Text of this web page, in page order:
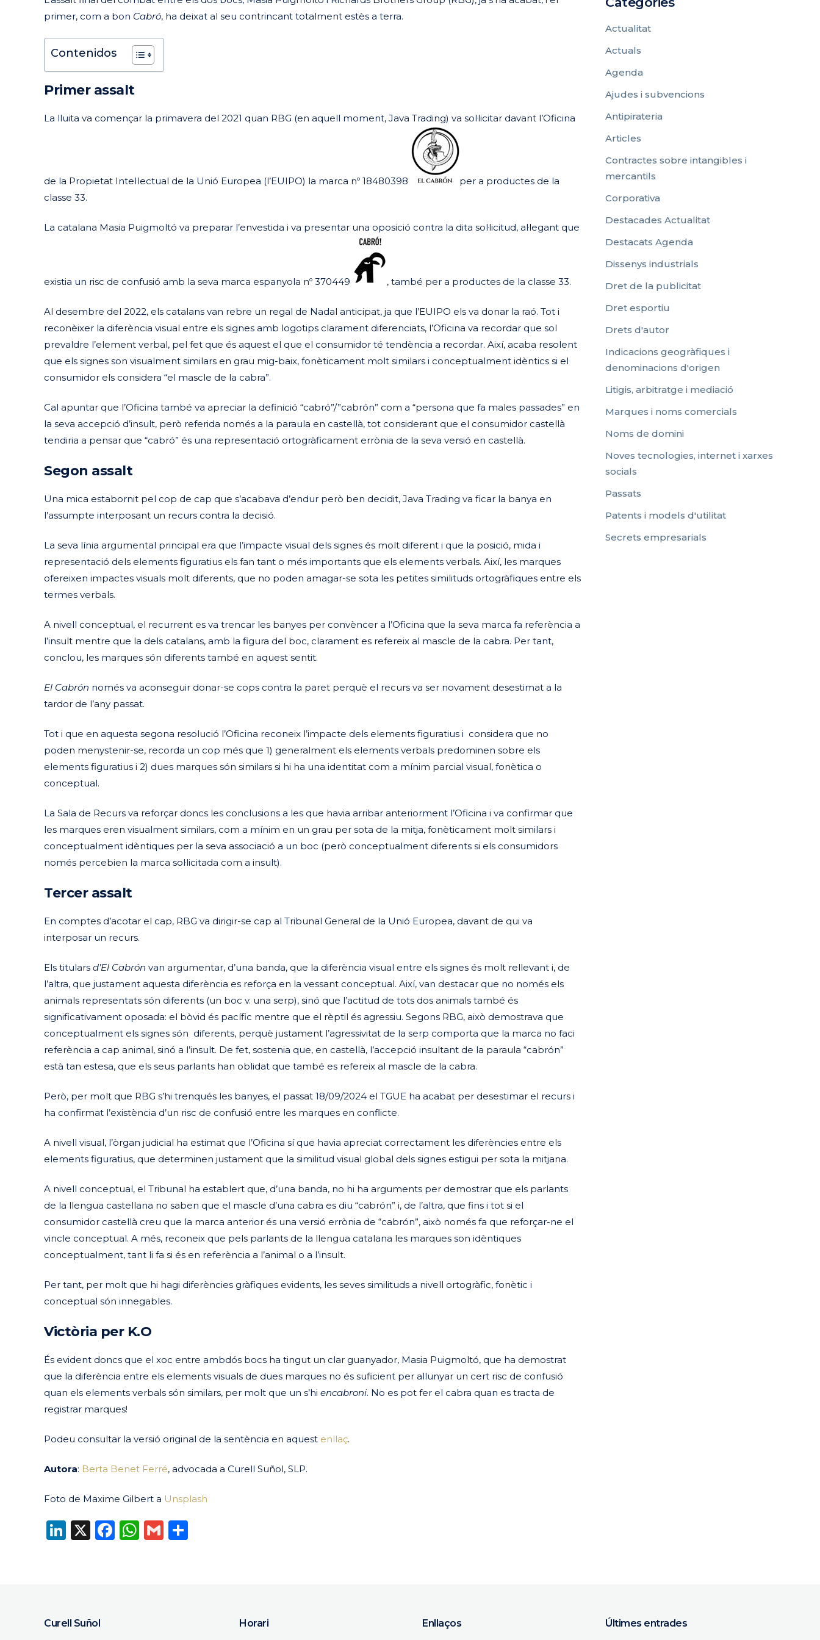
primer, com a bon Cabró, ha deixat al seu contrincant totalment estès a terra.
Contenidos
Primer assalt
La lluita va començar la primavera del 2021 quan RBG (en aquell moment, Java Trading) va sol·licitar davant l’Oficina
de la Propietat Intel·lectual de la Unió Europea (l’EUIPO) la marca nº 18480398
per a productes de la
classe 33.
La catalana Masia Puigmoltó va preparar l’envestida i va presentar una oposició contra la dita sol·licitud, al·legant que
existia un risc de confusió amb la seva marca espanyola nº 370449 , també per a productes de la classe 33.
Al desembre del 2022, els catalans van rebre un regal de Nadal anticipat, ja que l’EUIPO els va donar la raó. Tot i
reconèixer la diferència visual entre els signes amb logotips clarament diferenciats, l’Oficina va recordar que sol
prevaldre l’element verbal, pel fet que és aquest el que el consumidor té tendència a recordar. Així, acaba resolent
que els signes son visualment similars en grau mig-baix, fonèticament molt similars i conceptualment idèntics si el
consumidor els considera “el mascle de la cabra”.
Cal apuntar que l’Oficina també va apreciar la definició “cabró”/”cabrón” com a “persona que fa males passades” en
la seva accepció d’insult, però referida només a la paraula en castellà, tot considerant que el consumidor castellà
tendiria a pensar que “cabró” és una representació ortogràficament errònia de la seva versió en castellà.
Segon assalt
Una mica estabornit pel cop de cap que s’acabava d’endur però ben decidit, Java Trading va ficar la banya en
l’assumpte interposant un recurs contra la decisió.
La seva línia argumental principal era que l’impacte visual dels signes és molt diferent i que la posició, mida i
representació dels elements figuratius els fan tant o més importants que els elements verbals. Així, les marques
ofereixen impactes visuals molt diferents, que no poden amagar-se sota les petites similituds ortogràfiques entre els
termes verbals.
A nivell conceptual, el recurrent es va trencar les banyes per convèncer a l’Oficina que la seva marca fa referència a
l’insult mentre que la dels catalans, amb la figura del boc, clarament es refereix al mascle de la cabra. Per tant,
conclou, les marques són diferents també en aquest sentit.
El Cabrón només va aconseguir donar-se cops contra la paret perquè el recurs va ser novament desestimat a la
tardor de l’any passat.
Tot i que en aquesta segona resolució l’Oficina reconeix l’impacte dels elements figuratius i considera que no
poden menystenir-se, recorda un cop més que 1) generalment els elements verbals predominen sobre els
elements figuratius i 2) dues marques són similars si hi ha una identitat com a mínim parcial visual, fonètica o
conceptual.
La Sala de Recurs va reforçar doncs les conclusions a les que havia arribar anteriorment l’Oficina i va confirmar que
les marques eren visualment similars, com a mínim en un grau per sota de la mitja, fonèticament molt similars i
conceptualment idèntiques per la seva associació a un boc (però conceptualment diferents si els consumidors
només percebien la marca sol·licitada com a insult).
Tercer assalt
En comptes d’acotar el cap, RBG va dirigir-se cap al Tribunal General de la Unió Europea, davant de qui va
interposar un recurs.
Els titulars d’El Cabrón van argumentar, d’una banda, que la diferència visual entre els signes és molt rellevant i, de
l’altra, que justament aquesta diferència es reforça en la vessant conceptual. Així, van destacar que no només els
animals representats són diferents (un boc v. una serp), sinó que l’actitud de tots dos animals també és
significativament oposada: el bòvid és pacífic mentre que el rèptil és agressiu. Segons RBG, això demostrava que
conceptualment els signes són diferents, perquè justament l’agressivitat de la serp comporta que la marca no faci
referència a cap animal, sinó a l’insult. De fet, sostenia que, en castellà, l’accepció insultant de la paraula “cabrón”
està tan estesa, que els seus parlants han oblidat que també es refereix al mascle de la cabra.
Però, per molt que RBG s’hi trenqués les banyes, el passat 18/09/2024 el TGUE ha acabat per desestimar el recurs i
ha confirmat l’existència d’un risc de confusió entre les marques en conflicte.
A nivell visual, l’òrgan judicial ha estimat que l’Oficina sí que havia apreciat correctament les diferències entre els
elements figuratius, que determinen justament que la similitud visual global dels signes estigui per sota la mitjana.
A nivell conceptual, el Tribunal ha establert que, d’una banda, no hi ha arguments per demostrar que els parlants
de la llengua castellana no saben que el mascle d’una cabra es diu “cabrón” i, de l’altra, que fins i tot si el
consumidor castellà creu que la marca anterior és una versió errònia de “cabrón”, això només fa que reforçar-ne el
vincle conceptual. A més, reconeix que pels parlants de la llengua catalana les marques son idèntiques
conceptualment, tant li fa si és en referència a l’animal o a l’insult.
Per tant, per molt que hi hagi diferències gràfiques evidents, les seves similituds a nivell ortogràfic, fonètic i
conceptual són innegables.
Victòria per K.O
És evident doncs que el xoc entre ambdós bocs ha tingut un clar guanyador, Masia Puigmoltó, que ha demostrat
que la diferència entre els elements visuals de dues marques no és suficient per allunyar un cert risc de confusió
quan els elements verbals són similars, per molt que un s’hi encabroni. No es pot fer el cabra quan es tracta de
registrar marques!
Podeu consultar la versió original de la sentència en aquest enllaç.
Autora: Berta Benet Ferré, advocada a Curell Suñol, SLP.
Foto de Maxime Gilbert a Unsplash
LinkedIn
X Facebook
WhatsApp
Gmail
Actualitat
Actuals
Agenda
Ajudes i subvencions
Antipirateria
Articles
Contractes sobre intangibles i
mercantils
Corporativa
Destacades Actualitat
Destacats Agenda
Dissenys industrials
Dret de la publicitat
Dret esportiu
Drets d'autor
Indicacions geogràfiques i
denominacions d'origen
Litigis, arbitratge i mediació
Marques i noms comercials
Noms de domini
Noves tecnologies, internet i xarxes
socials
Passats
Patents i models d'utilitat
Secrets empresarials
Curell Suñol Horari Enllaços Últimes entrades